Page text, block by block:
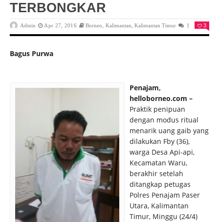
TERBONGKAR
Admin Apr 27, 2016 Borneo Kalimantan ,Kalimantan Timur 1 3
Bagus Purwa
Penajam,
helloborneo.com –
Praktik penipuan
dengan modus ritual
menarik uang gaib yang
dilakukan Fby (36),
warga Desa Api-api,
Kecamatan Waru,
berakhir setelah
ditangkap petugas
Polres Penajam Paser
Utara, Kalimantan
Timur, Minggu (24/4)